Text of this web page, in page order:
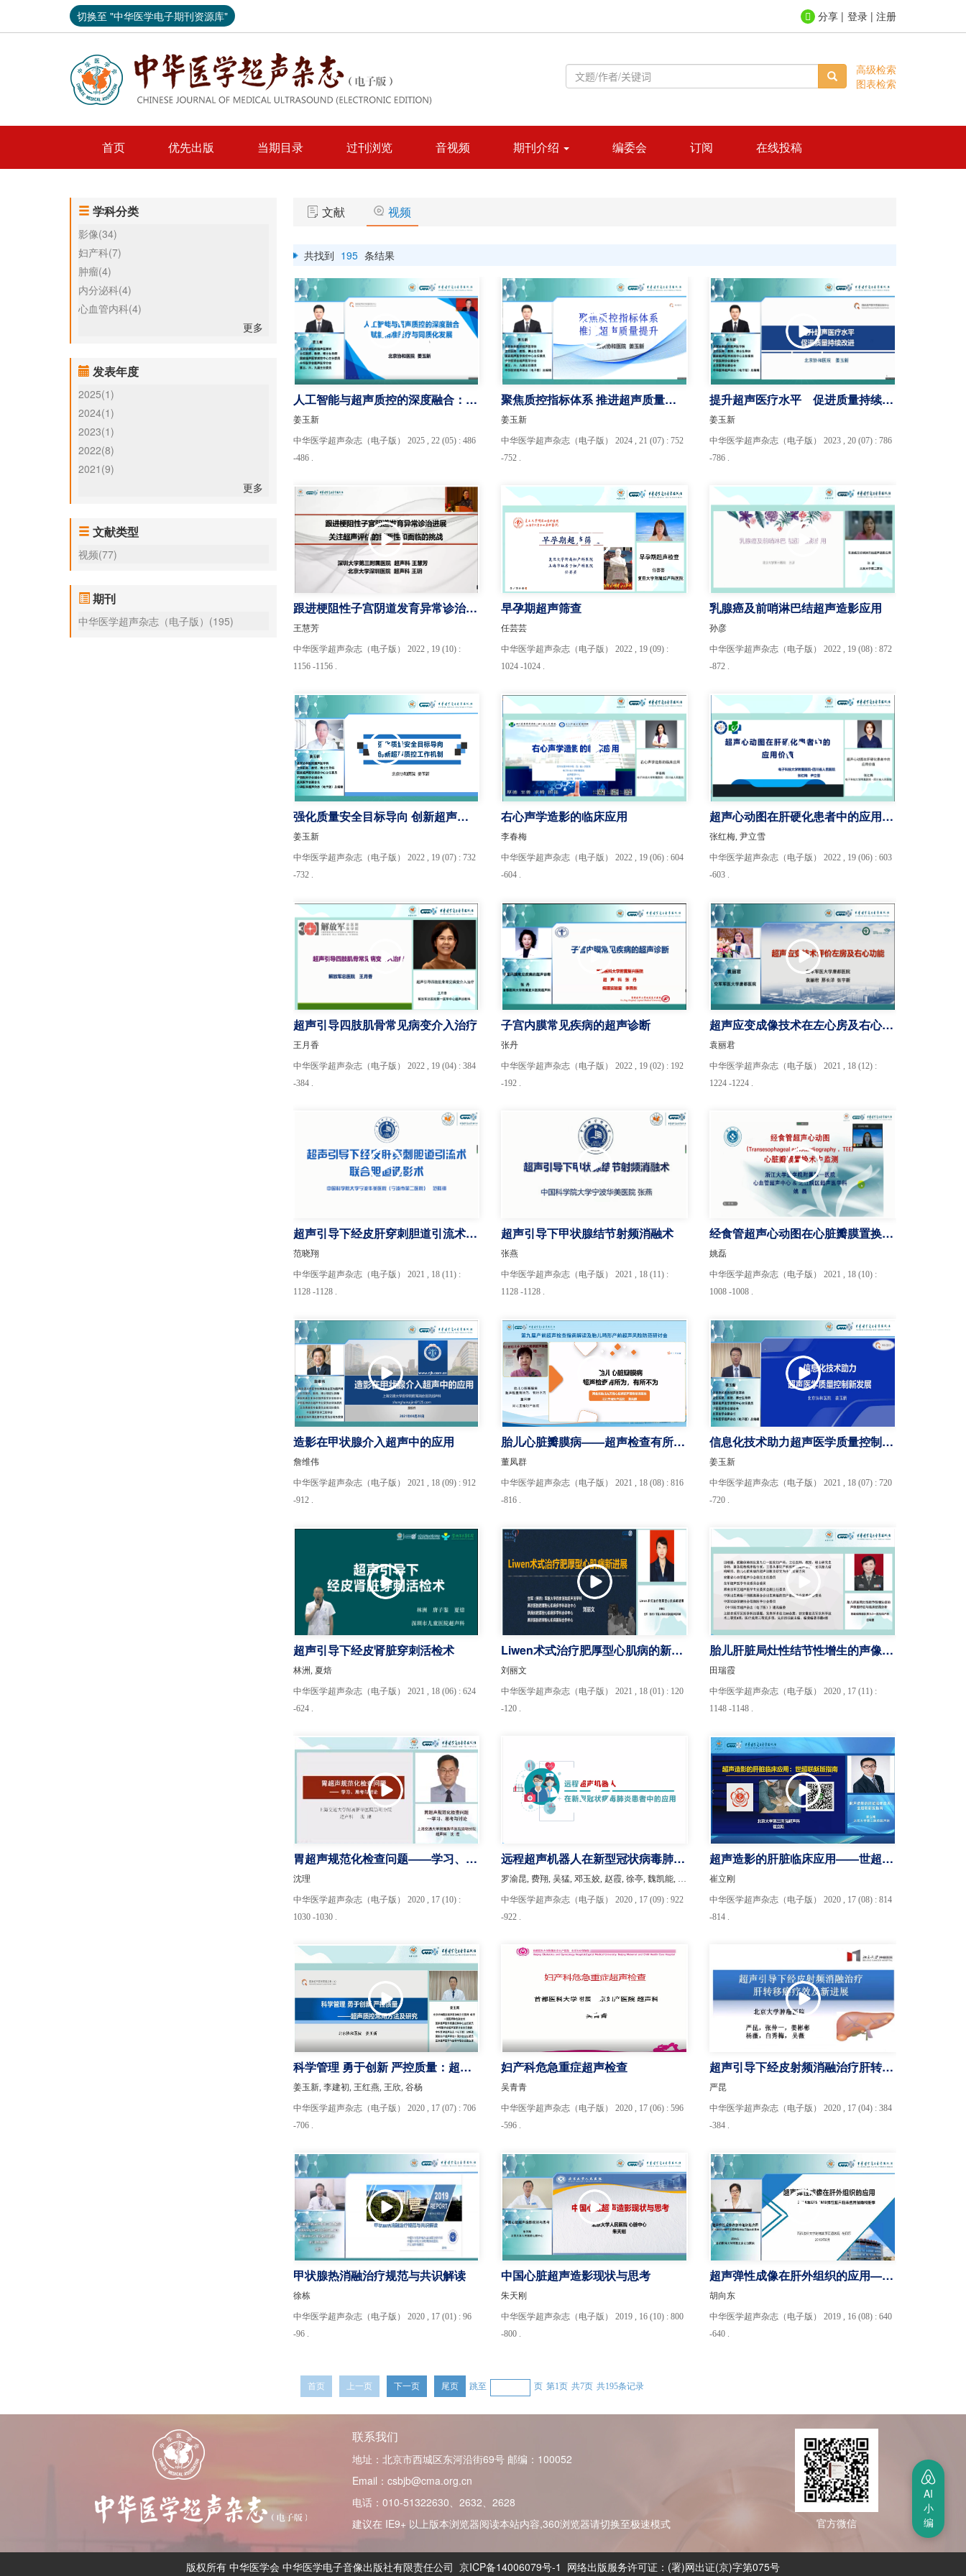
切换至 "中华医学电子期刊资源库" 登录 | 注册
高级检索
图表检索
首页 优先出版 当期目录 过刊浏览 音视频 期刊介绍 编委会 订阅 在线投稿
学科分类
影像(34)
妇产科(7)
肿瘤(4)
内分泌科(4)
心血管内科(4)
更多
发表年度
2025(1)
2024(1)
2023(1)
2022(8)
2021(9)
更多
文献类型
视频(77)
期刊
中华医学超声杂志（电子版）(195)
文献 视频
共找到 195 条结果
人工智能与超声质控的深度融合：赋
能精准医疗与同质化发展
姜玉新
中华医学超声杂志（电子版） 2025 , 22 (05) : 486
-486 .
聚焦质控指标体系 推进超声质量提
升
姜玉新
中华医学超声杂志（电子版） 2024 , 21 (07) : 752
-752 .
提升超声医疗水平 促进质量持续改
进
姜玉新
中华医学超声杂志（电子版） 2023 , 20 (07) : 786
-786 .
跟进梗阻性子宫阴道发育异常诊治进
展，关注超声评估的重要性和面临的
王慧芳
中华医学超声杂志（电子版） 2022 , 19 (10) :
1156 -1156 .
早孕期超声筛查
任芸芸
中华医学超声杂志（电子版） 2022 , 19 (09) :
1024 -1024 .
乳腺癌及前哨淋巴结超声造影应用
孙彦
中华医学超声杂志（电子版） 2022 , 19 (08) : 872
-872 .
强化质量安全目标导向 创新超声质
控工作机制
姜玉新
中华医学超声杂志（电子版） 2022 , 19 (07) : 732
-732 .
右心声学造影的临床应用
李春梅
中华医学超声杂志（电子版） 2022 , 19 (06) : 604
-604 .
超声心动图在肝硬化患者中的应用价
值
张红梅, 尹立雪
中华医学超声杂志（电子版） 2022 , 19 (06) : 603
-603 .
超声引导四肢肌骨常见病变介入治疗
王月香
中华医学超声杂志（电子版） 2022 , 19 (04) : 384
-384 .
子宫内膜常见疾病的超声诊断
张丹
中华医学超声杂志（电子版） 2022 , 19 (02) : 192
-192 .
超声应变成像技术在左心房及右心功
能评价中的应用
袁丽君
中华医学超声杂志（电子版） 2021 , 18 (12) :
1224 -1224 .
超声引导下经皮肝穿刺胆道引流术联
合胆道造影术
范晓翔
中华医学超声杂志（电子版） 2021 , 18 (11) :
1128 -1128 .
超声引导下甲状腺结节射频消融术
张燕
中华医学超声杂志（电子版） 2021 , 18 (11) :
1128 -1128 .
经食管超声心动图在心脏瓣膜置换术
中监测的应用
姚磊
中华医学超声杂志（电子版） 2021 , 18 (10) :
1008 -1008 .
造影在甲状腺介入超声中的应用
詹维伟
中华医学超声杂志（电子版） 2021 , 18 (09) : 912
-912 .
胎儿心脏瓣膜病——超声检查有所为
有所不为
董凤群
中华医学超声杂志（电子版） 2021 , 18 (08) : 816
-816 .
信息化技术助力超声医学质量控制新
发展
姜玉新
中华医学超声杂志（电子版） 2021 , 18 (07) : 720
-720 .
超声引导下经皮肾脏穿刺活检术
林洲, 夏焙
中华医学超声杂志（电子版） 2021 , 18 (06) : 624
-624 .
Liwen术式治疗肥厚型心肌病的新进
展
刘丽文
中华医学超声杂志（电子版） 2021 , 18 (01) : 120
-120 .
胎儿肝脏局灶性结节性增生的声像图
特征与临床结局分析
田瑞霞
中华医学超声杂志（电子版） 2020 , 17 (11) :
1148 -1148 .
胃超声规范化检查问题——学习、思
考与讨论
沈理
中华医学超声杂志（电子版） 2020 , 17 (10) :
1030 -1030 .
远程超声机器人在新型冠状病毒肺炎
患者中的应用
罗渝昆, 费翔, 吴猛, 邓玉姣, 赵霞, 徐亭, 魏凯能, 唐杰, 何昆仑
中华医学超声杂志（电子版） 2020 , 17 (09) : 922
-922 .
超声造影的肝脏临床应用——世超联
最新版指南解读
崔立刚
中华医学超声杂志（电子版） 2020 , 17 (08) : 814
-814 .
科学管理 勇于创新 严控质量：超声
质控常用方法及研究
姜玉新, 李建初, 王红燕, 王欣, 谷杨
中华医学超声杂志（电子版） 2020 , 17 (07) : 706
-706 .
妇产科危急重症超声检查
吴青青
中华医学超声杂志（电子版） 2020 , 17 (06) : 596
-596 .
超声引导下经皮射频消融治疗肝转移
癌疗效及新进展
严昆
中华医学超声杂志（电子版） 2020 , 17 (04) : 384
-384 .
甲状腺热消融治疗规范与共识解读
徐栋
中华医学超声杂志（电子版） 2020 , 17 (01) : 96
-96 .
中国心脏超声造影现状与思考
朱天刚
中华医学超声杂志（电子版） 2019 , 16 (10) : 800
-800 .
超声弹性成像在肝外组织的应用——
2018年EFSUMB弹性超声临床应用
胡向东
中华医学超声杂志（电子版） 2019 , 16 (08) : 640
-640 .
跳至 页 第1页 共7页 共195条记录
首页 上一页 下一页 尾页
联系我们
地址：北京市西城区东河沿街69号 邮编：100052
Email：csbjb@cma.org.cn
电话：010-51322630、2632、2628
建议在 IE9+ 以上版本浏览器阅读本站内容,360浏览器请切换至极速模式
官方微信
版权所有 中华医学会 中华医学电子音像出版社有限责任公司 京ICP备14006079号-1 网络出版服务许可证：(署)网出证(京)字第075号
AI
小
编